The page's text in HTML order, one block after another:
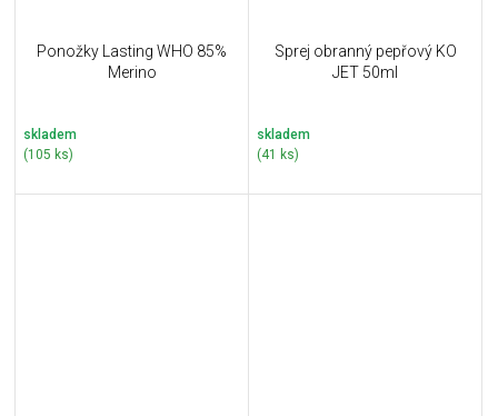
Ponožky Lasting WHO 85%
Merino
skladem
(105 ks)
Sprej obranný pepřový KO
JET 50ml
skladem
(41 ks)